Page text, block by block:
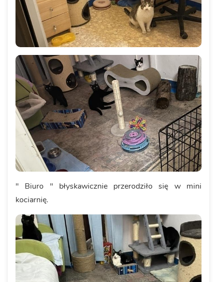
" Biuro " błyskawicznie przerodziło się w mini
kociarnię.